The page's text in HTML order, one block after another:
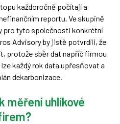
každoročně počítají a
reportu. Ve skupině
pro tyto společnosti konkrétní
Advisory by jistě potvrdili, že
protože sběr dat napříč firmou
každý rok data upřesňovat a
dekarbonizace.
měření uhlíkové